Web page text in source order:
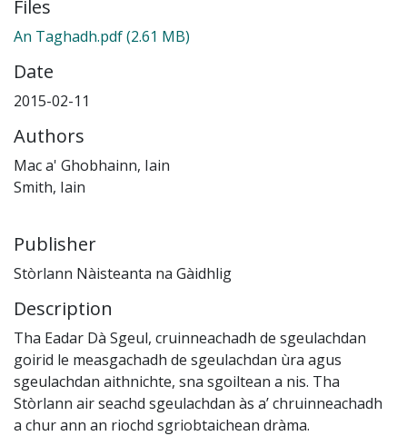
Files
An Taghadh.pdf(2.61 MB)
Date
2015-02-11
Authors
Mac a' Ghobhainn, Iain
Smith, Iain
Publisher
Stòrlann Nàisteanta na Gàidhlig
Description
Tha Eadar Dà Sgeul, cruinneachadh de sgeulachdan
goirid le measgachadh de sgeulachdan ùra agus
sgeulachdan aithnichte, sna sgoiltean a nis. Tha
Stòrlann air seachd sgeulachdan às a’ chruinneachadh
a chur ann an riochd sgriobtaichean dràma.